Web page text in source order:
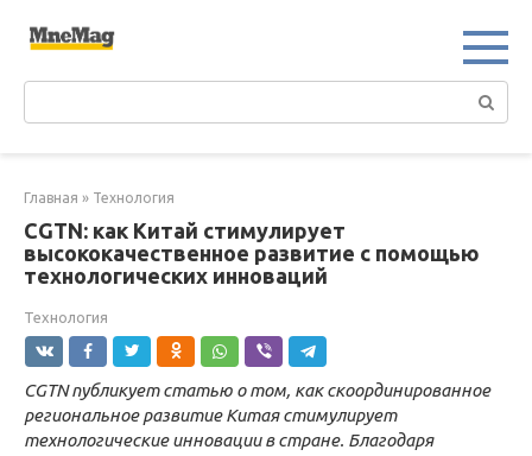
Главная » Технология
CGTN: как Китай стимулирует
высококачественное развитие с помощью
технологических инноваций
Технология
CGTN публикует статью о том, как скоординированное
региональное развитие Китая стимулирует
технологические инновации в стране. Благодаря